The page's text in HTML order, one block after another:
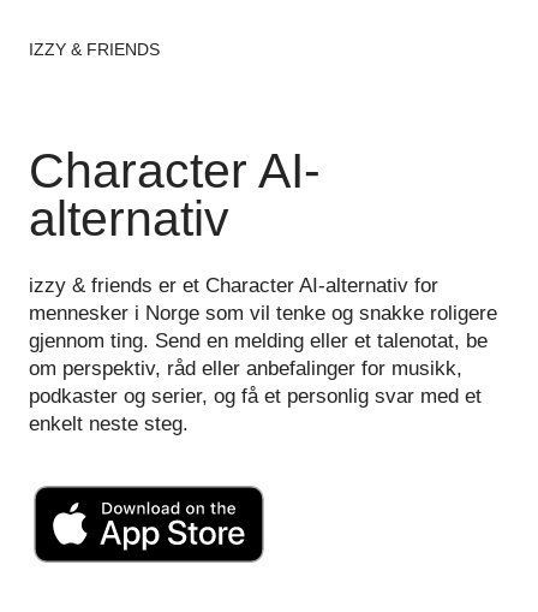
IZZY & FRIENDS
Character AI-
alternativ
izzy & friends er et Character AI-alternativ for
mennesker i Norge som vil tenke og snakke roligere
gjennom ting. Send en melding eller et talenotat, be
om perspektiv, råd eller anbefalinger for musikk,
podkaster og serier, og få et personlig svar med et
enkelt neste steg.